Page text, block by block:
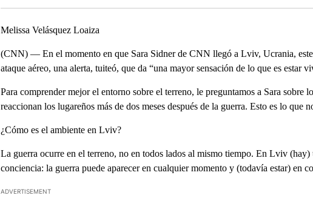
Melissa Velásquez Loaiza
(CNN) — En el momento en que Sara Sidner de CNN llegó a Lviv, Ucrania, este
ataque aéreo, una alerta, tuiteó, que da “una mayor sensación de lo que es estar
Para comprender mejor el entorno sobre el terreno, le preguntamos a Sara sobre
reaccionan los lugareños más de dos meses después de la guerra. Esto es lo que
¿Cómo es el ambiente en Lviv?
La guerra ocurre en el terreno, no en todos lados al mismo tiempo. En Lviv
conciencia: la guerra puede aparecer en cualquier momento y (todavía estar) en
ADVERTISEMENT